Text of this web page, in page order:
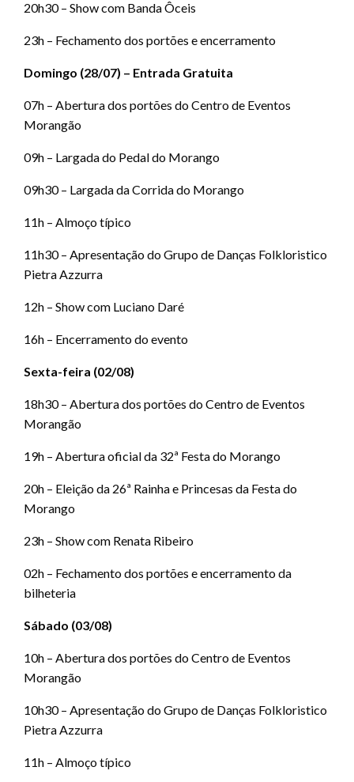
20h30 – Show com Banda Ôceis
23h – Fechamento dos portões e encerramento
Domingo (28/07) – Entrada Gratuita
07h – Abertura dos portões do Centro de Eventos
Morangão
09h – Largada do Pedal do Morango
09h30 – Largada da Corrida do Morango
11h – Almoço típico
11h30 – Apresentação do Grupo de Danças Folkloristico
Pietra Azzurra
12h – Show com Luciano Daré
16h – Encerramento do evento
Sexta-feira (02/08)
18h30 – Abertura dos portões do Centro de Eventos
Morangão
19h – Abertura oficial da 32ª Festa do Morango
20h – Eleição da 26ª Rainha e Princesas da Festa do
Morango
23h – Show com Renata Ribeiro
02h – Fechamento dos portões e encerramento da
bilheteria
Sábado (03/08)
10h – Abertura dos portões do Centro de Eventos
Morangão
10h30 – Apresentação do Grupo de Danças Folkloristico
Pietra Azzurra
11h – Almoço típico